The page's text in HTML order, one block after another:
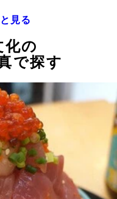
見る
化の
で探す